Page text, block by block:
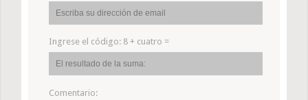
Ingrese el código: 8 + cuatro =
Comentario: